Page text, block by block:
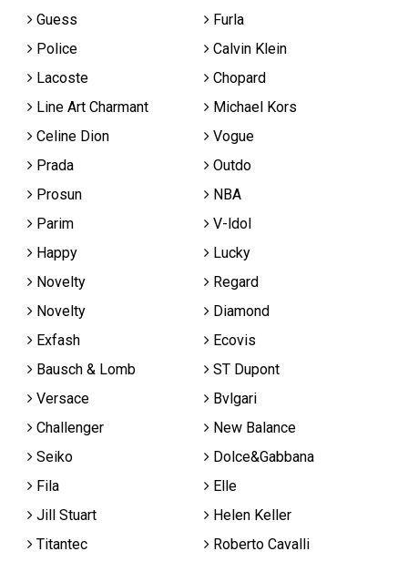
Guess
Furla
Police
Calvin Klein
Lacoste
Chopard
Line Art Charmant
Michael Kors
Celine Dion
Vogue
Prada
Outdo
Prosun
NBA
Parim
V-ldol
Happy
Lucky
Novelty
Regard
Novelty
Diamond
Exfash
Ecovis
Bausch & Lomb
ST Dupont
Versace
Bvlgari
Challenger
New Balance
Seiko
Dolce&Gabbana
Fila
Elle
Jill Stuart
Helen Keller
Titantec
Roberto Cavalli